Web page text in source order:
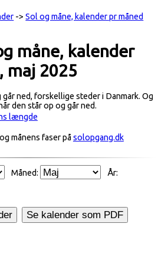
->Sol og måne, kalender pr måned
måne, kalender
maj 2025
ned, forskellige steder i Danmark. Og
den står op og går ned.
længde
månens faser påsolopgang.dk
Måned: År:
Se kalender som PDF